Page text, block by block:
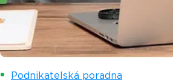
Podnikatelská poradna